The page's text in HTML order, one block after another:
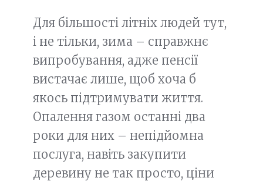
Для більшості літніх людей тут,
і не тільки, зима – справжнє
випробування, адже пенсії
вистачає лише, щоб хоча б
якось підтримувати життя.
Опалення газом останні два
роки для них – непідйомна
послуга, навіть закупити
деревину не так просто, ціни